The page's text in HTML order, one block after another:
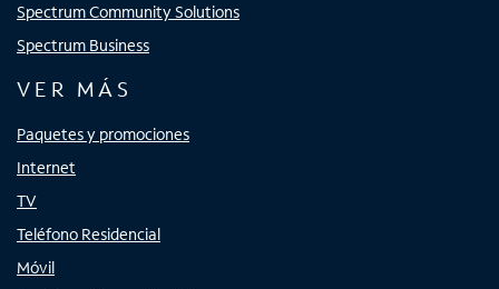
Spectrum Community Solutions
Spectrum Business
VER MÁS
Paquetes y promociones
Internet
TV
Teléfono Residencial
Móvil